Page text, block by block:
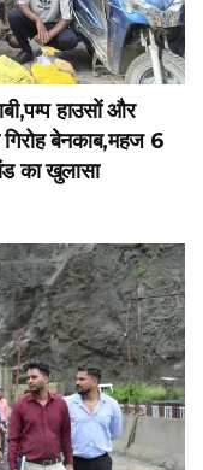
हाउसों और
गिरोह बेनकाब,महज 6
का खुलासा